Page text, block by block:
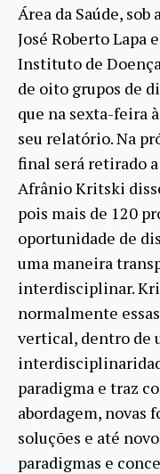
Área da Saúde,
José Roberto Lapa
Instituto de
de oito grupos de
que na sexta-feira
seu relatório. Na
final será retirado
Afrânio Kritski
pois mais de 120
oportunidade de
uma maneira
interdisciplinar.
normalmente
vertical, dentro de
paradigma e traz
abordagem, novas
soluções e até
paradigmas e